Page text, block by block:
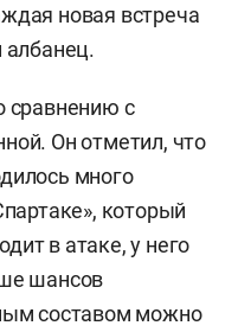
новая встреча
албанец.
сравнению с
Он отметил, что
много
который
в атаке, у него
шансов
составом можно